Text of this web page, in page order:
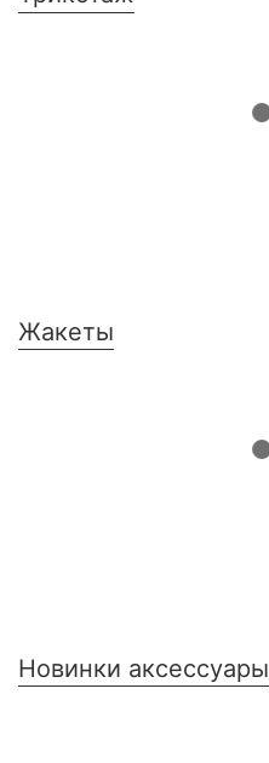
Жакеты
Новинки аксессуары